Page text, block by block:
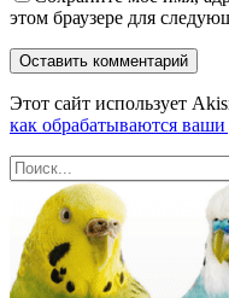
этом браузере для
Этот сайт использует
как обрабатываются